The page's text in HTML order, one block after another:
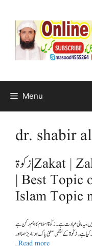
Menu
dr. shabir
زکوۃ | Zakat | Zakat On Gold | Fitrana
| Best Topic
Islam Topic
یہ مالی عبادت ہے ۔ زکوٰۃ اسلام کا اہم رکن ہے
ہے ۔ زکوٰۃ کے لفظی معنی پاک ہونا، بڑھنا اور
…Read more